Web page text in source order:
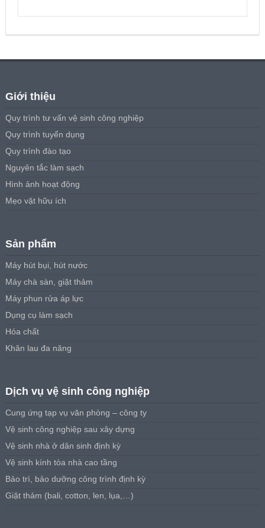
Giới thiệu
Quy trình tư vấn vệ sinh công nghiệp
Quy trình tuyển dụng
Quy trình đào tạo
Nguyên tắc làm sạch
Hình ảnh hoạt động
Mẹo vặt hữu ích
Sản phẩm
Máy hút bụi, hút nước
Máy chà sàn, giặt thảm
Máy phun rửa áp lực
Dụng cụ làm sạch
Hóa chất
Khăn lau đa năng
Dịch vụ vệ sinh công nghiệp
Cung ứng tạp vụ văn phòng – công ty
Vệ sinh công nghiệp sau xây dựng
Vệ sinh nhà ở dân sinh định kỳ
Vệ sinh kính tòa nhà cao tầng
Bảo trì, bảo dưỡng công trình định kỳ
Giặt thảm (bali, cotton, len, lụa,…)